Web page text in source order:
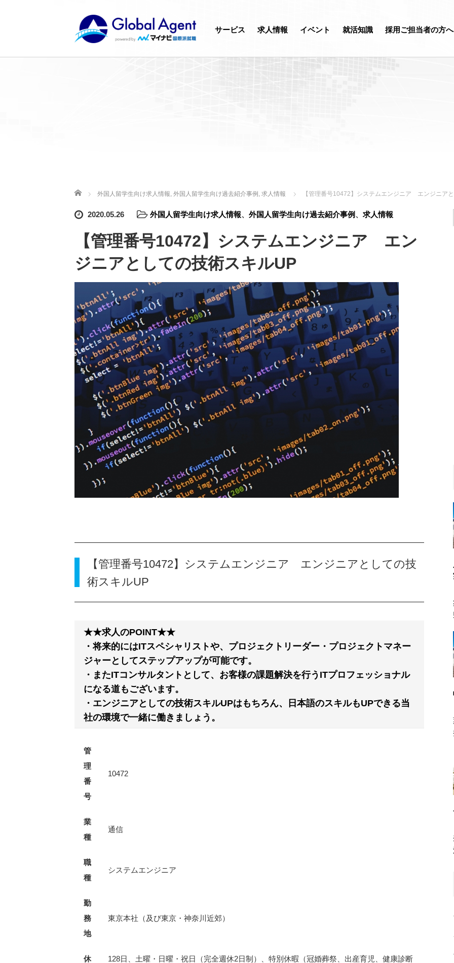
サービス 求人情報 イベント 就活知識 採用ご担当者の方へ
ホーム 外国人留学生向け求人情報, 外国人留学生向け過去紹介事例 , 求人情報 【管理番号10472】システムエンジニア エンジニア
2020.05.26 外国人留学生向け求人情報、 外国人留学生向け過去紹介事例、 求人情報
【管理番号10472】システムエンジニア エン
ジニアとしての技術スキルUP
【管理番号10472】システムエンジニア エンジニアとしての技
術スキルUP
★★求人のPOINT★★
・将来的にはITスペシャリストや、プロジェクトリーダー・プロジェクトマネー
ジャーとしてステップアップが可能です。
・またITコンサルタントとして、お客様の課題解決を行うITプロフェッショナル
になる道もございます。
・エンジニアとしての技術スキルUPはもちろん、日本語のスキルもUPできる当
社の環境で一緒に働きましょう。
管
理
番
号
10472
業
種
通信
職
種
システムエンジニア
勤
務
地
東京本社（及び東京・神奈川近郊）
休
128日、土曜・日曜・祝日（完全週休2日制）、特別休暇（冠婚葬祭、出産育児、健康診断